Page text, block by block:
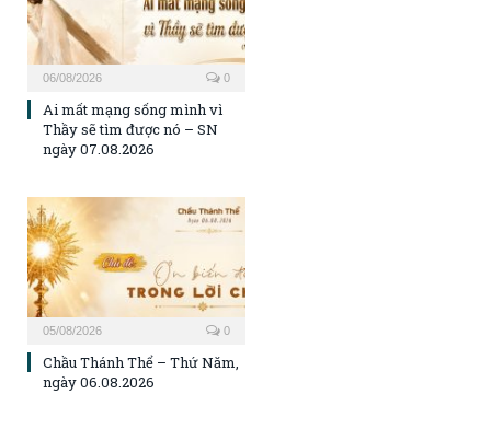
06/08/2026 0
Ai mất mạng sống mình vì
Thầy sẽ tìm được nó – SN
ngày 07.08.2026
05/08/2026 0
Chầu Thánh Thể – Thứ Năm,
ngày 06.08.2026